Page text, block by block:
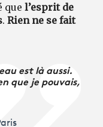
quel’esprit de
.Rien ne se fait
est là aussi.
que je pouvais,